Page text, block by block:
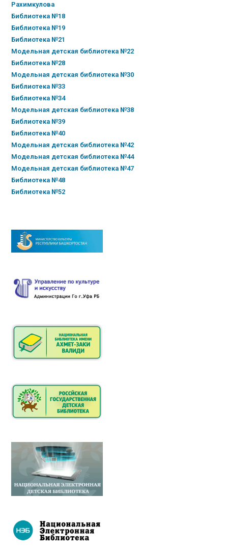
Рахимкулова
Библиотека №18
Библиотека №19
Библиотека №21
Модельная детская библиотека №22
Библиотека №28
Модельная детская библиотека №30
Библиотека №33
Библиотека №34
Модельная детская библиотека №38
Библиотека №39
Библиотека №40
Модельная детская библиотека №42
Модельная детская библиотека №44
Модельная детская библиотека №47
Библиотека №48
Библиотека №52